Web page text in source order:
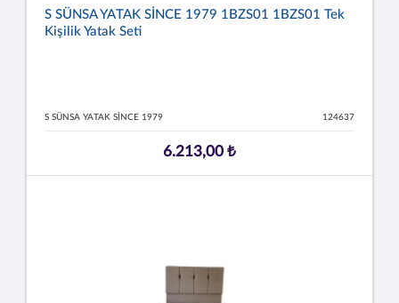
S SÜNSA YATAK SİNCE 1979 1BZS01 1BZS01 Tek
Kişilik Yatak Seti
S SÜNSA YATAK SİNCE 1979 124637
6.213,00 ₺